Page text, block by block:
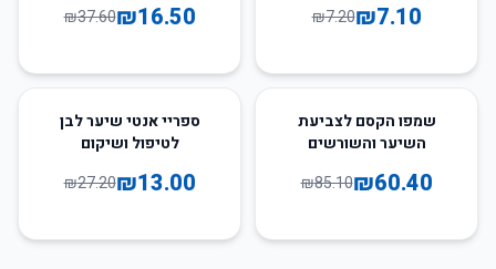
₪7.10
₪7.20
₪16.50
₪37.60
29שמפו הקסם לצביעת
השיער והשורשים
₪60.40
₪85.10
52ספריי אנטי שיער לבן
לטיפול ושיקום
₪13.00
₪27.20